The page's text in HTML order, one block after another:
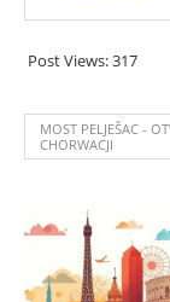
Post Views:317
MOST PELJEŠAC -
CHORWACJI